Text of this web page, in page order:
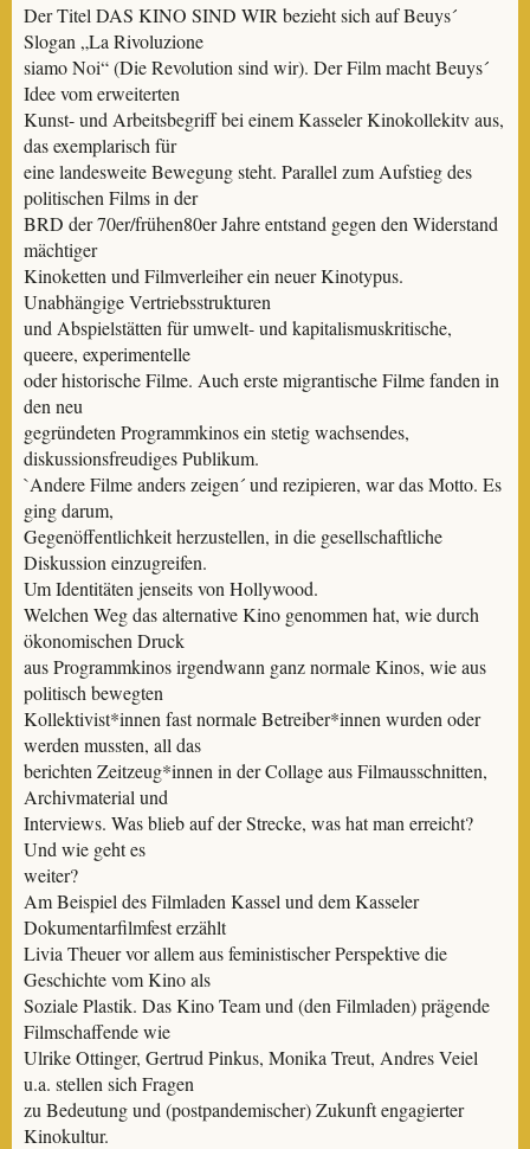
Der Titel DAS KINO SIND WIR bezieht sich auf Beuys´
Slogan „La Rivoluzione
siamo Noi“ (Die Revolution sind wir). Der Film macht Beuys´
Idee vom erweiterten
Kunst- und Arbeitsbegriff bei einem Kasseler Kinokollekitv aus,
das exemplarisch für
eine landesweite Bewegung steht. Parallel zum Aufstieg des
politischen Films in der
BRD der 70er/frühen80er Jahre entstand gegen den Widerstand
mächtiger
Kinoketten und Filmverleiher ein neuer Kinotypus.
Unabhängige Vertriebsstrukturen
und Abspielstätten für umwelt- und kapitalismuskritische,
queere, experimentelle
oder historische Filme. Auch erste migrantische Filme fanden in
den neu
gegründeten Programmkinos ein stetig wachsendes,
diskussionsfreudiges Publikum.
`Andere Filme anders zeigen´ und rezipieren, war das Motto. Es
ging darum,
Gegenöffentlichkeit herzustellen, in die gesellschaftliche
Diskussion einzugreifen.
Um Identitäten jenseits von Hollywood.
Welchen Weg das alternative Kino genommen hat, wie durch
ökonomischen Druck
aus Programmkinos irgendwann ganz normale Kinos, wie aus
politisch bewegten
Kollektivist*innen fast normale Betreiber*innen wurden oder
werden mussten, all das
berichten Zeitzeug*innen in der Collage aus Filmausschnitten,
Archivmaterial und
Interviews. Was blieb auf der Strecke, was hat man erreicht?
Und wie geht es
weiter?
Am Beispiel des Filmladen Kassel und dem Kasseler
Dokumentarfilmfest erzählt
Livia Theuer vor allem aus feministischer Perspektive die
Geschichte vom Kino als
Soziale Plastik. Das Kino Team und (den Filmladen) prägende
Filmschaffende wie
Ulrike Ottinger, Gertrud Pinkus, Monika Treut, Andres Veiel
u.a. stellen sich Fragen
zu Bedeutung und (postpandemischer) Zukunft engagierter
Kinokultur.